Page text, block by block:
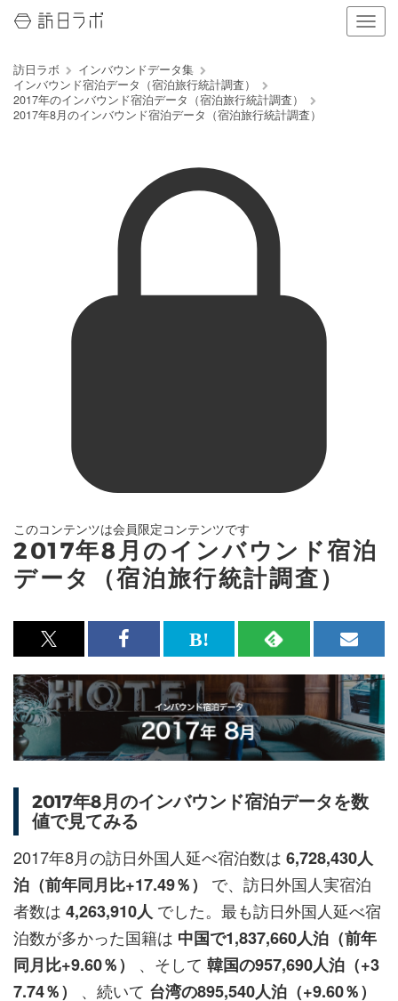
ナ
ビ
訪日ラボ
インバウンドデータ集
インバウンド宿泊データ（宿泊旅行統計調査）
2017年のインバウンド宿泊データ（宿泊旅行統計調査）
2017年8月のインバウンド宿泊データ（宿泊旅行統計調査）
このコンテンツは会員限定コンテンツです
2017年8月のインバウンド宿泊
データ（宿泊旅行統計調査）
x<br>
で
記
事
を
ェ
ア
す
る
Facebook<br>
で
記
事
を
ェ
ア
す
る
は
て
な
ブ
ッ
マ
ク
に
追
加
RSS
で
記
事
を
読
る
メ
ル
マ
ガ
登
す
2017年8月のインバウンド宿泊データを数
値で見てみる
2017年8月の訪日外国人延べ宿泊数は 6,728,430人
泊（前年同月比+17.49％）
で、訪日外国人実宿泊
者数は 4,263,910人 でした。最も訪日外国人延べ宿
泊数が多かった国籍は 中国で1,837,660人泊（前年
同月比+9.60％）
、そして 韓国の957,690人泊（+3
7.74％）
、続いて 台湾の895,540人泊（+9.60％）